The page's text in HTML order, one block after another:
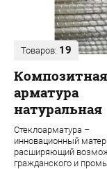
Товаров: 19
Композитная
арматура
натуральная
Стеклоарматура –
инновационный
расширяющий
гражданского и